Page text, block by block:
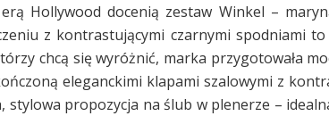
Hollywood docenią zestaw Winkel –
z kontrastującymi czarnymi spodniami
chcą się wyróżnić, marka przygotowała
eleganckimi klapami szalowymi z
propozycja na ślub w plenerze –